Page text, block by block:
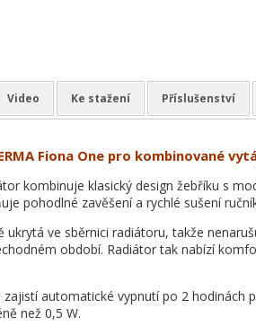
Video Ke stažení Příslušenství
Fiona One pro kombinované
kombinuje klasický design žebříku s
pohodlné zavěšení a rychlé sušení
ukrytá ve sběrnici radiátoru, takže
období. Radiátor tak nabízí
zajistí automatické vypnutí po 2
než 0,5 W.